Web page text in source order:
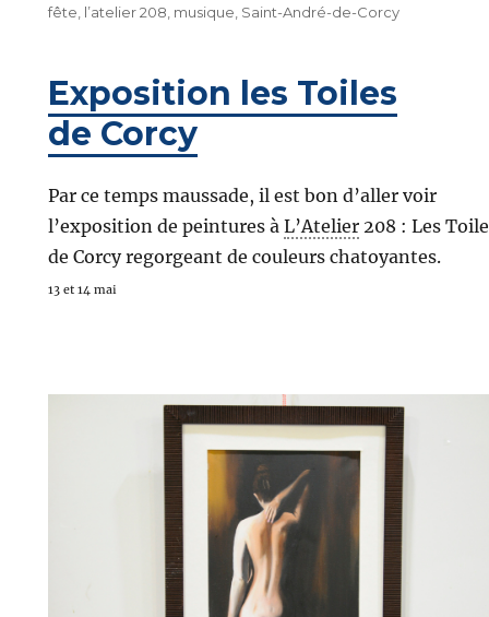
le
fête l’atelier 208 musique Saint-André-de-Corcy
Exposition les Toiles
de Corcy
Par ce temps maussade, il est bon d’aller voir
l’exposition de peintures à L’Atelier208 : Les
de Corcy regorgeant de couleurs chatoyantes.
13 et 14 mai